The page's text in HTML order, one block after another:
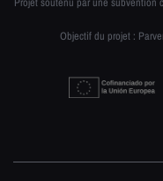
Objectif du projet :